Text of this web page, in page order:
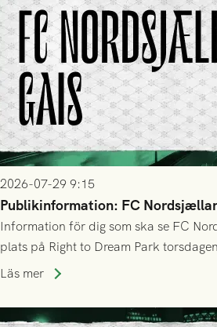
2026-07-29 9:15
Publikinformation: FC
Information för dig som ska se FC
plats på Right to Dream Park
Läs mer